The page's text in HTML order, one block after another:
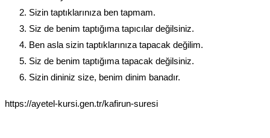
Sizin taptıklarınıza ben tapmam.
Siz de benim taptığıma tapıcılar değilsiniz.
Ben asla sizin taptıklarınıza tapacak değilim.
Siz de benim taptığıma tapacak değilsiniz.
Sizin dininiz size, benim dinim banadır.
https://ayetel-kursi.gen.tr/kafirun-suresi